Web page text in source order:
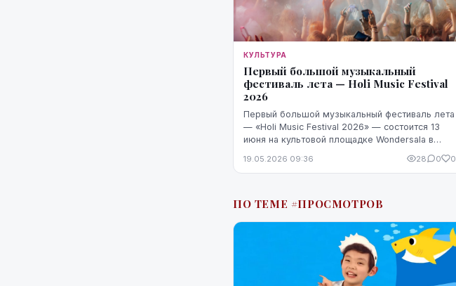
КУЛЬТУРА
Первый большой музыкальный
фестиваль лета — Holi Music Festival
2026
Первый большой музыкальный фестиваль лета
— «Holi Music Festival 2026» — состоится 13
июня на культовой площадке Wondersala в
обещают организаторы, фестиваль стан...
19.05.2026 09:36 28 0 0
ПО ТЕМЕ #ПРОСМОТРОВ